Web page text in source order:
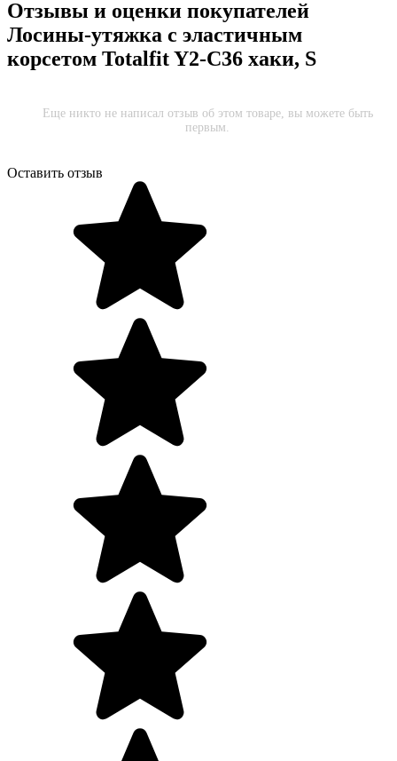
Отзывы и оценки покупателей
Лосины-утяжка с эластичным
корсетом Totalfit Y2-C36 хаки, S
Еще никто не написал отзыв об этом товаре, вы можете быть
первым.
Оставить отзыв